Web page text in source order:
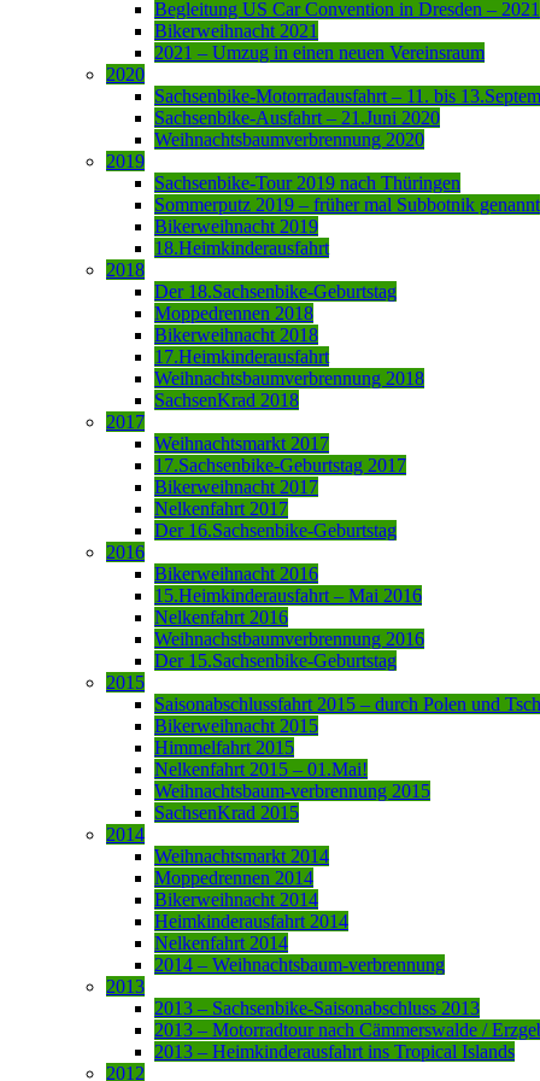
Begleitung US Car Convention in Dresden – 2021
Bikerweihnacht 2021
2021 – Umzug in einen neuen Vereinsraum
2020
Sachsenbike-Motorradausfahrt – 11. bis
Sachsenbike-Ausfahrt – 21.Juni 2020
Weihnachtsbaumverbrennung 2020
2019
Sachsenbike-Tour 2019 nach Thüringen
Sommerputz 2019 – früher mal Subbotnik genannt
Bikerweihnacht 2019
18.Heimkinderausfahrt
2018
Der 18.Sachsenbike-Geburtstag
Moppedrennen 2018
Bikerweihnacht 2018
17.Heimkinderausfahrt
Weihnachtsbaumverbrennung 2018
SachsenKrad 2018
2017
Weihnachtsmarkt 2017
17.Sachsenbike-Geburtstag 2017
Bikerweihnacht 2017
Nelkenfahrt 2017
Der 16.Sachsenbike-Geburtstag
2016
Bikerweihnacht 2016
15.Heimkinderausfahrt – Mai 2016
Nelkenfahrt 2016
Weihnachstbaumverbrennung 2016
Der 15.Sachsenbike-Geburtstag
2015
Saisonabschlussfahrt 2015 – durch Polen und
Bikerweihnacht 2015
Himmelfahrt 2015
Nelkenfahrt 2015 – 01.Mai!
Weihnachtsbaum-verbrennung 2015
SachsenKrad 2015
2014
Weihnachtsmarkt 2014
Moppedrennen 2014
Bikerweihnacht 2014
Heimkinderausfahrt 2014
Nelkenfahrt 2014
2014 – Weihnachtsbaum-verbrennung
2013
2013 – Sachsenbike-Saisonabschluss 2013
2013 – Motorradtour nach Cämmerswalde /
2013 – Heimkinderausfahrt ins Tropical Islands
2012